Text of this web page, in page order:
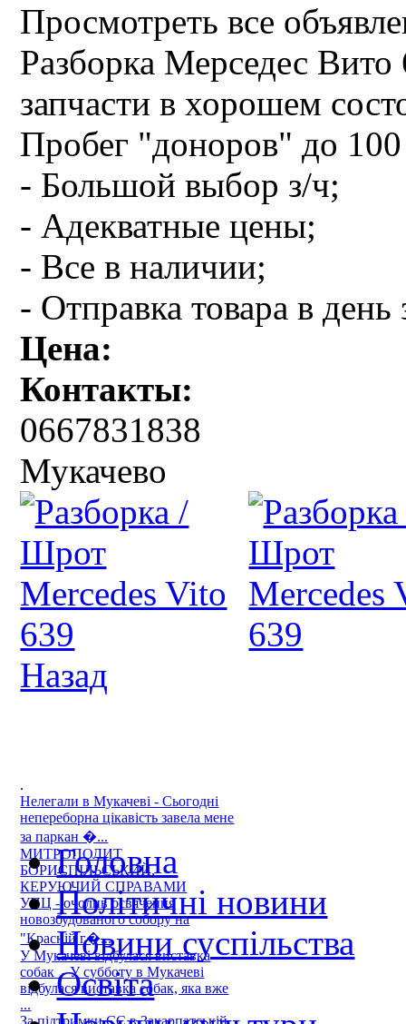
Просмотреть все
Разборка Мерседес
запчасти в хорошем
Пробег "доноров" до
- Большой выбор з/ч;
- Адекватные цены;
- Все в наличии;
- Отправка товара в день
Цена:
Контакты:
0667831838
Мукачево
Назад
.
Нелегали в Мукачеві - Сьогодні
непереборна цікавість завела мене
за паркан �...
МИТРОПОЛИТ
БОРИСПІЛЬСЬКИЙ,
КЕРУЮЧИЙ СПРАВАМИ
УПЦ - очолив освячення
новозбудованого собору на
"Красній г�...
У Мукачеві відбулася виставка
собак - У субботу в Мукачеві
відбулася виставка собак, яка вже
...
За підтримки ЄС в Закарпатській
Головна
Політичні новини
Новини суспільства
Освіта